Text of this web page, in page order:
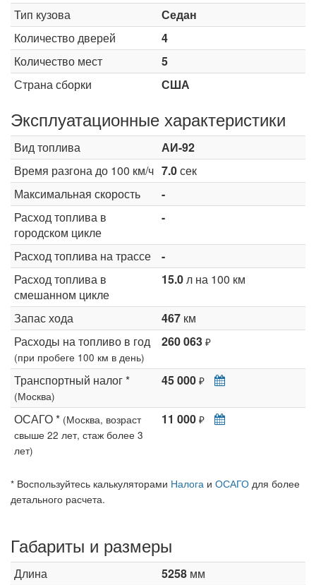
Тип кузова
Седан
Количество дверей
4
Количество мест
5
Страна сборки
США
Эксплуатационные характеристики
Вид топлива
АИ-92
Время разгона до 100 км/ч 7.0сек
Максимальная скорость
-
Расход топлива в
городском цикле
-
Расход топлива на трассе
-
Расход топлива в
смешанном цикле
15.0л на 100 км
Запас хода 467 км
Расходы на топливо в год
(при пробеге 100 км в день)
260 063 ₽
Транспортный налог *
(Москва)
45 000 ₽
ОСАГО * (Москва, возраст
свыше 22 лет, стаж более 3
лет)
11 000 ₽
* Воспользуйтесь калькуляторами Налога и ОСАГО для более
детального расчета.
Габариты и размеры
Длина 5258 мм